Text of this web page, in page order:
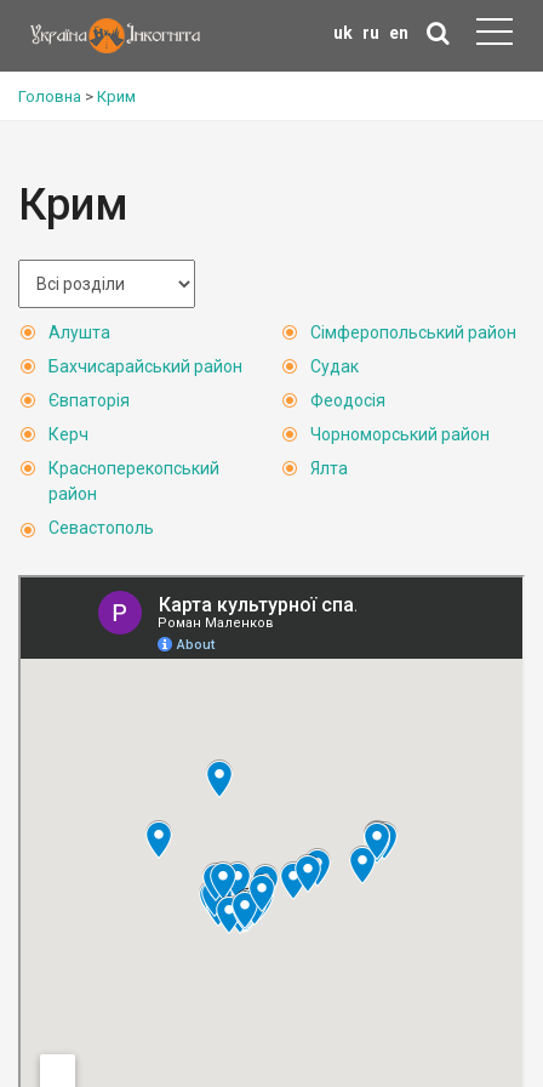
uk ru en
Головна > Крим
Крим
Алушта
Бахчисарайський район
Євпаторія
Керч
Красноперекопський
район
Севастополь
Сімферопольський район
Судак
Феодосія
Чорноморський район
Ялта